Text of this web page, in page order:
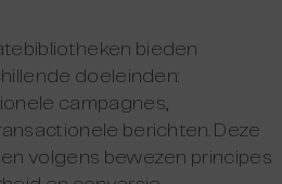
bieden
doeleinden:
campagnes,
berichten. Deze
volgens bewezen principes